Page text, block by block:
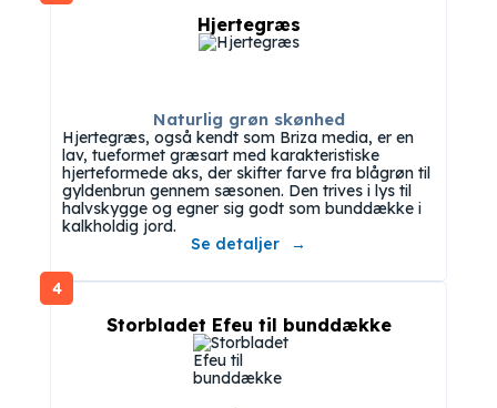
Naturlig grøn skønhed
Hjertegræs
Hjertegræs, også kendt som Briza media, er en
lav, tueformet græsart med karakteristiske
hjerteformede aks, der skifter farve fra blågrøn til
gyldenbrun gennem sæsonen. Den trives i lys til
halvskygge og egner sig godt som bunddække i
kalkholdig jord.
Se detaljer
4
Storbladet Efeu til bunddække